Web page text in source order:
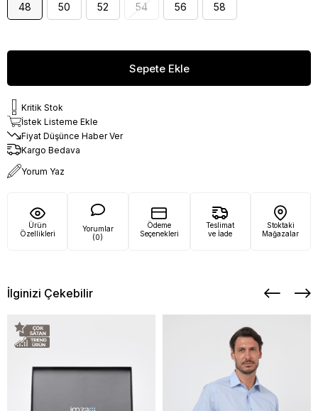
48 50 52 54 56 58
Kritik Stok
İstek Listeme Ekle
Fiyat Düşünce Haber Ver
Kargo Bedava
Yorum Yaz
Ürün
Özellikleri
Yorumlar
(0)
Ödeme
Seçenekleri
Teslimat
ve İade
Stoktaki
Mağazalar
İlginizi Çekebilir